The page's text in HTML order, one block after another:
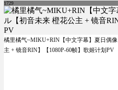
1729
橘里橘气~MIKU+RIN【中文字幕】夏日偶
主 + 镜音RIN】【1080P-60帧】歌姬计划PV